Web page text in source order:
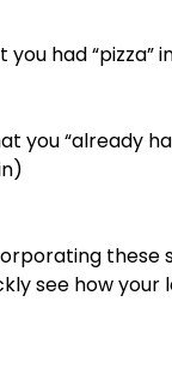
had “pizza”
you “already
these
see how your